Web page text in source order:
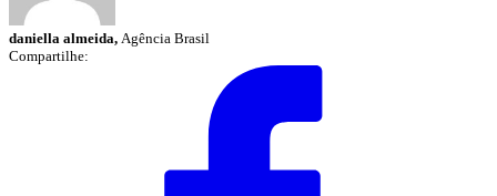
daniella almeida, Agência Brasil
Compartilhe: